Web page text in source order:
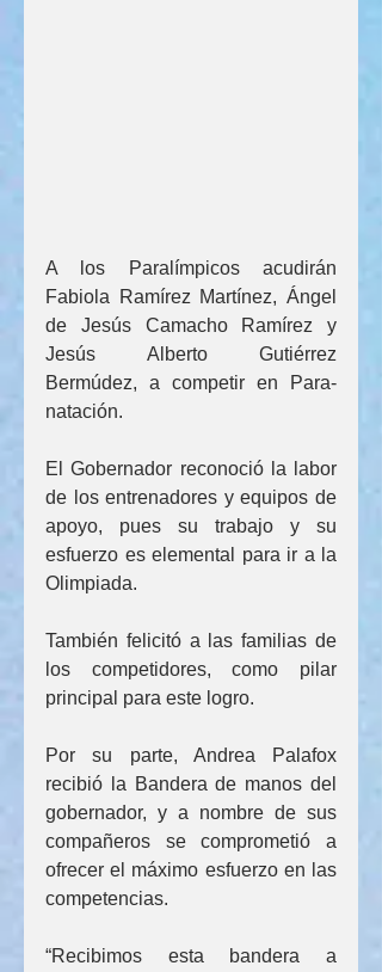
A los Paralímpicos acudirán
Fabiola Ramírez Martínez, Ángel
de Jesús Camacho Ramírez y
Jesús Alberto Gutiérrez
Bermúdez, a competir en Para-
natación.
El Gobernador reconoció la labor
de los entrenadores y equipos de
apoyo, pues su trabajo y su
esfuerzo es elemental para ir a la
Olimpiada.
También felicitó a las familias de
los competidores, como pilar
principal para este logro.
Por su parte, Andrea Palafox
recibió la Bandera de manos del
gobernador, y a nombre de sus
compañeros se comprometió a
ofrecer el máximo esfuerzo en las
competencias.
“Recibimos esta bandera a